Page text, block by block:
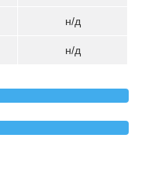
н/д
н/д